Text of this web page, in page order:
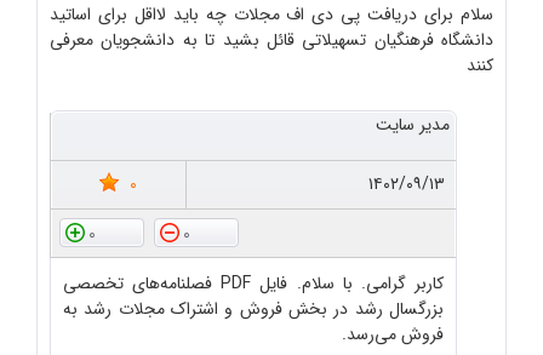
سلام برای دریافت پی دی اف مجلات چه باید لااقل برای اساتید
دانشگاه فرهنگیان تسهیلاتی قائل بشید تا به دانشجویان معرفی
کنند
مدیر سایت
۱۴۰۲/۰۹/۱۳
0
0
0
کاربر گرامی. با سلام. فایل PDF فصلنامه‌های تخصصی
بزرگسال رشد در بخش فروش و اشتراک مجلات رشد به
فروش می‌رسد.